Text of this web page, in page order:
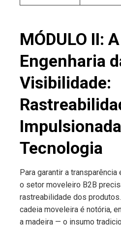
MÓDULO II: A
Engenharia
Visibilidade:
Tecnologia
Para garantir a
o setor moveleiro B2B
rastreabilidade dos
cadeia moveleira é notória,
a madeira — o insumo